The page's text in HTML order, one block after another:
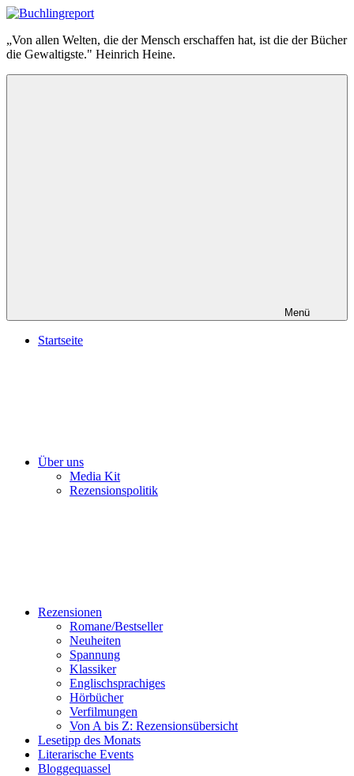
Zum
springen
Buchlingreport
„Von allen Welten, die der Mensch erschaffen hat, ist die der Bücher
die Gewaltigste." Heinrich Heine.
Menü
Startseite
Über uns
Media Kit
Rezensionspolitik
Rezensionen
Romane/Bestseller
Neuheiten
Spannung
Klassiker
Englischsprachiges
Hörbücher
Verfilmungen
Von A bis Z: Rezensionsübersicht
Lesetipp des Monats
Literarische Events
Bloggequassel